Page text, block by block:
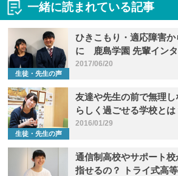
一緒に読まれている記事
生徒・先生の声
ひきこもり・適応障害
に 鹿島学園 先輩イン
2017/06/20
生徒・先生の声
友達や先生の前で無理
らしく過ごせる学校と
2016/01/29
通信制高校やサポート校
指せるの？ トライ式高